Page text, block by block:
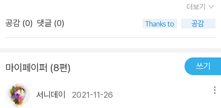
더보기
공감 (0) 댓글 (0)
마이페이퍼 (8편) 쓰기
서니데이 2021-11-26